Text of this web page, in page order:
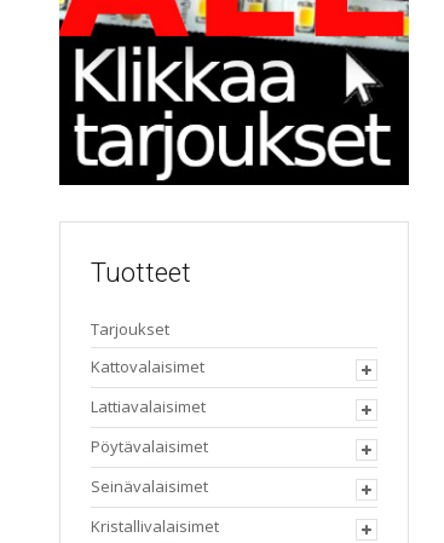
Tuotteet
Tarjoukset
Kattovalaisimet
Lattiavalaisimet
Pöytävalaisimet
Seinävalaisimet
Kristallivalaisimet